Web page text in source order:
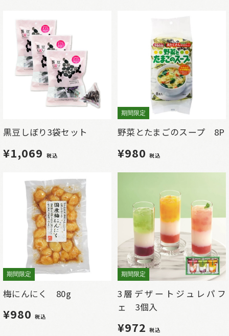
黒豆しぼり3袋セット
¥1,069 税込
期間限定
野菜とたまごのスープ 8P
¥980税込
期間限定
梅にんにく 80g
¥980税込
期間限定
3層デザートジュレパフ
ェ 3個入
¥972税込